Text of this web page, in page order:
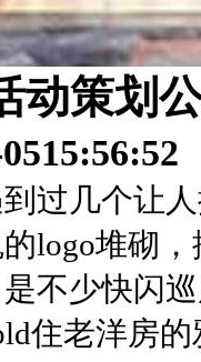
动策划
15:56:52
过几个让
logo堆砌
不少快闪
住老洋房